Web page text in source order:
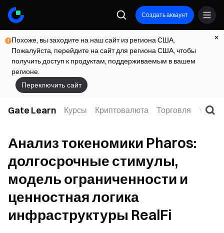
Создать аккаунт
Похоже, вы заходите на наш сайт из региона США.
Пожалуйста, перейдите на сайт для региона США, чтобы
получить доступ к продуктам, поддерживаемым в вашем
регионе.
Переключить сайт
Gate Learn Курсы Криптовалюта Торговля Web3
Анализ токеномики Pharos:
долгосрочные стимулы,
модель ограниченности и
ценностная логика
инфраструктуры RealFi